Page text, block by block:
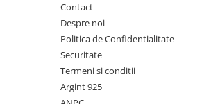
Contact
Despre noi
Politica de Confidentialitate
Securitate
Termeni si conditii
Argint 925